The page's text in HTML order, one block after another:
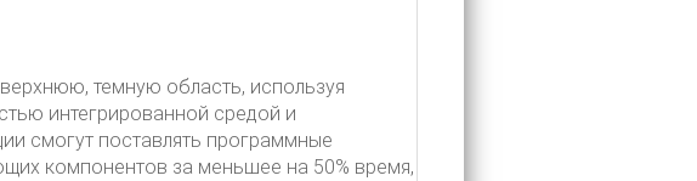
темную область, используя
интегрированной средой и
смогут поставлять программные
компонентов за меньшее на 50% время,